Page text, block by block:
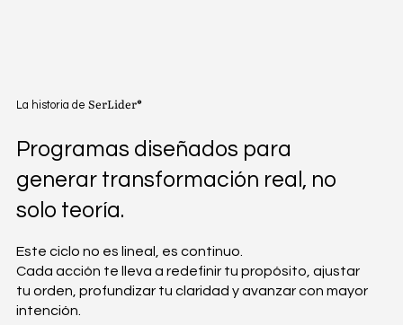
La historia de SerLider®
Programas diseñados para
generar transformación real, no
solo teoría.
Este ciclo no es lineal, es continuo.
Cada acción te lleva a redefinir tu propósito, ajustar
tu orden, profundizar tu claridad y avanzar con mayor
intención.